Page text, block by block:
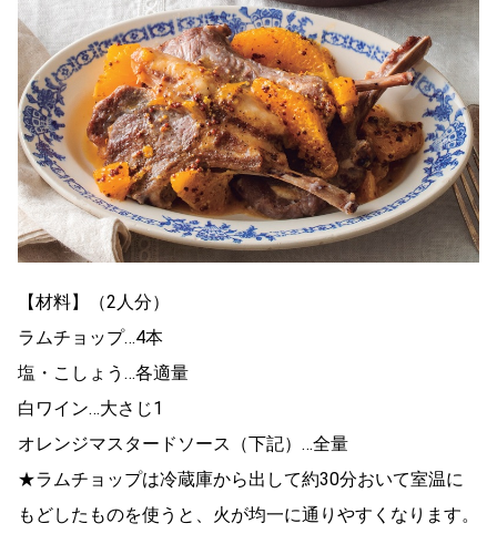
【材料】（2人分）
ラムチョップ…4本
塩・こしょう…各適量
白ワイン…大さじ1
オレンジマスタードソース（下記）…全量
★ラムチョップは冷蔵庫から出して約30分おいて室温に
もどしたものを使うと、火が均一に通りやすくなります。